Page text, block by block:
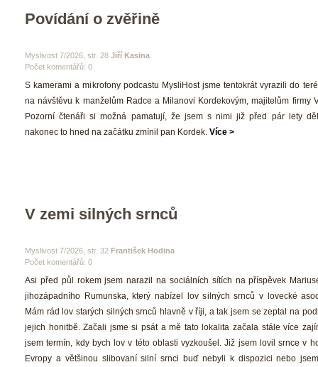
Povídání o zvěřině
Myslivost 7/2026, str. 28 Jiří Kasina
Počet komentářů: 0
S kamerami a mikrofony podcastu MysliHost jsme tentokrát vyrazili do
na návštěvu k manželům Radce a Milanovi Kordekovým, majitelům firmy
Pozorní čtenáři si možná pamatují, že jsem s nimi již před pár lety
nakonec to hned na začátku zmínil pan Kordek. Více >
V zemi silných srnců
Myslivost 7/2026, str. 32 František Hodina
Počet komentářů: 0
Asi před půl rokem jsem narazil na sociálních sítích na příspěvek
jihozápadního Rumunska, který nabízel lov silných srnců v lovecké
Mám rád lov starých silných srnců hlavně v říji, a tak jsem se zeptal na
jejich honitbě. Začali jsme si psát a mě tato lokalita začala stále více
jsem termín, kdy bych lov v této oblasti vyzkoušel. Již jsem lovil srnce v
Evropy a většinou slibovaní silní srnci buď nebyli k dispozici nebo